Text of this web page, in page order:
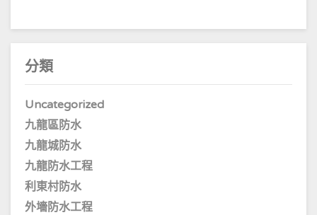
分類
Uncategorized
九龍區防水
九龍城防水
九龍防水工程
利東村防水
外墻防水工程